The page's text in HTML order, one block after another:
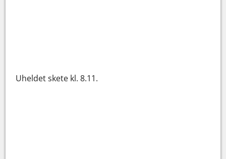
Uheldet skete kl. 8.11.